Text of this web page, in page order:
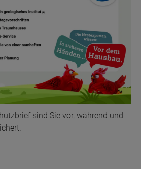
sind Sie vor, während und